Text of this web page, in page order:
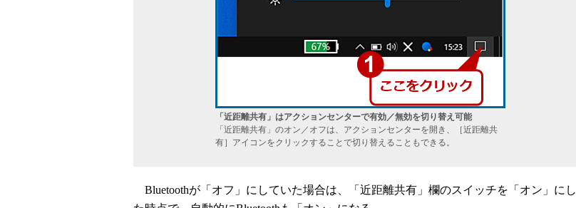
「近距離共有」はアクションセンターで有効／無効を切り替え可能
「近距離共有」のオン／オフは、アクションセンターを開き、［近距離共
有］アイコンをクリックすることで切り替えることもできる。
Bluetoothが「オフ」にしていた場合は、「近距離共有」欄のスイッチを「オン」にし